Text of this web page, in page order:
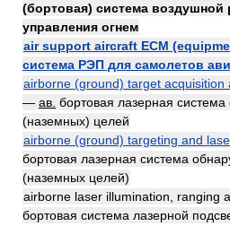
(бортовая) система воздушной
управления огнем
air support aircraft ECM
система РЭП для самолетов
airborne (ground) target acquisition
— ав. бортовая лазерная
(наземных) целей
airborne (ground) targeting and
бортовая лазерная система
(наземных целей)
airborne laser illumination, ranging
бортовая система лазерной